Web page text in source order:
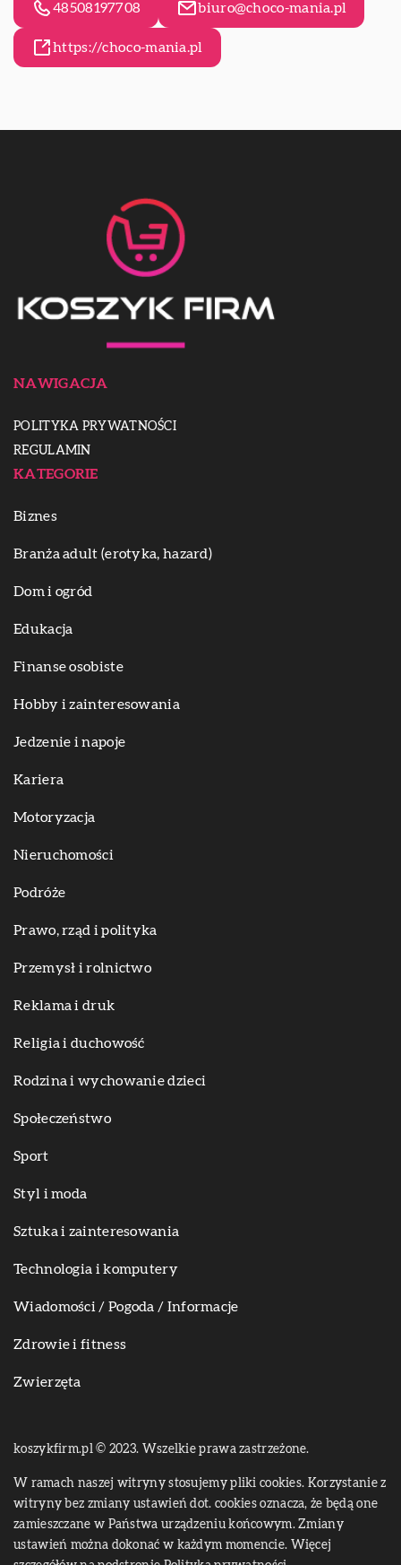
48508197708 biuro@choco-mania.pl
https://choco-mania.pl
NAWIGACJA
POLITYKA PRYWATNOŚCI
REGULAMIN
KATEGORIE
Biznes
Branża adult (erotyka, hazard)
Dom i ogród
Edukacja
Finanse osobiste
Hobby i zainteresowania
Jedzenie i napoje
Kariera
Motoryzacja
Nieruchomości
Podróże
Prawo, rząd i polityka
Przemysł i rolnictwo
Reklama i druk
Religia i duchowość
Rodzina i wychowanie dzieci
Społeczeństwo
Sport
Styl i moda
Sztuka i zainteresowania
Technologia i komputery
Wiadomości / Pogoda / Informacje
Zdrowie i fitness
Zwierzęta
koszykfirm.pl © 2023. Wszelkie prawa zastrzeżone.
W ramach naszej witryny stosujemy pliki cookies. Korzystanie z
witryny bez zmiany ustawień dot. cookies oznacza, że będą one
zamieszczane w Państwa urządzeniu końcowym. Zmiany
ustawień można dokonać w każdym momencie. Więcej